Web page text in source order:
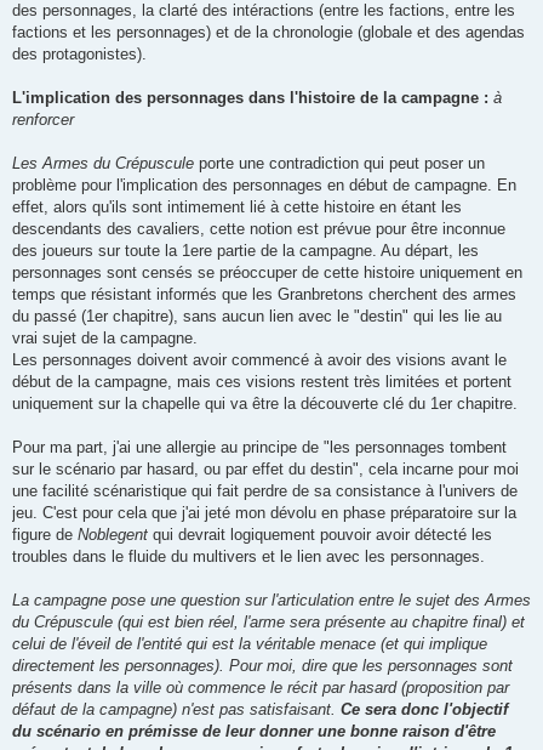
des personnages, la clarté des intéractions (entre les factions, entre les
factions et les personnages) et de la chronologie (globale et des agendas
des protagonistes).
L'implication des personnages dans l'histoire de la campagne : à
renforcer
Les Armes du Crépuscule porte une contradiction qui peut poser un
problème pour l'implication des personnages en début de campagne. En
effet, alors qu'ils sont intimement lié à cette histoire en étant les
descendants des cavaliers, cette notion est prévue pour être inconnue
des joueurs sur toute la 1ere partie de la campagne. Au départ, les
personnages sont censés se préoccuper de cette histoire uniquement en
temps que résistant informés que les Granbretons cherchent des armes
du passé (1er chapitre), sans aucun lien avec le "destin" qui les lie au
vrai sujet de la campagne.
Les personnages doivent avoir commencé à avoir des visions avant le
début de la campagne, mais ces visions restent très limitées et portent
uniquement sur la chapelle qui va être la découverte clé du 1er chapitre.
Pour ma part, j'ai une allergie au principe de "les personnages tombent
sur le scénario par hasard, ou par effet du destin", cela incarne pour moi
une facilité scénaristique qui fait perdre de sa consistance à l'univers de
jeu. C'est pour cela que j'ai jeté mon dévolu en phase préparatoire sur la
figure de Noblegent qui devrait logiquement pouvoir avoir détecté les
troubles dans le fluide du multivers et le lien avec les personnages.
La campagne pose une question sur l'articulation entre le sujet des Armes
du Crépuscule (qui est bien réel, l'arme sera présente au chapitre final) et
celui de l'éveil de l'entité qui est la véritable menace (et qui implique
directement les personnages). Pour moi, dire que les personnages sont
présents dans la ville où commence le récit par hasard (proposition par
défaut de la campagne) n'est pas satisfaisant. Ce sera donc l'objectif
du scénario en prémisse de leur donner une bonne raison d'être